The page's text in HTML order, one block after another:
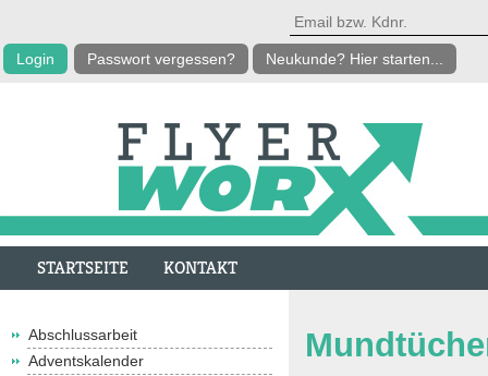
Passwort vergessen? Neukunde? Hier starten...
STARTSEITE KONTAKT
Abschlussarbeit
Adventskalender